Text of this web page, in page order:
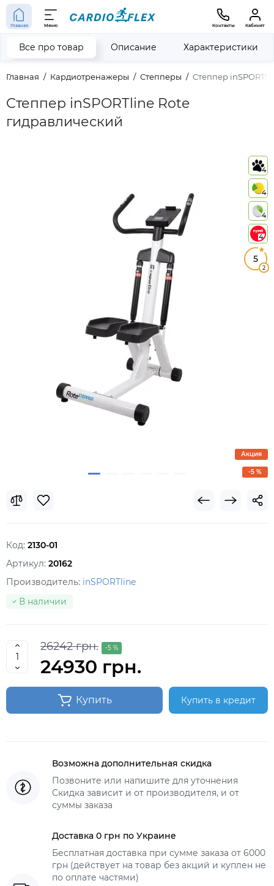
Главная Меню Контакты Кабинет
Главная Кардиотренажеры Степперы Степпер
Степпер inSPORTline Rote
гидравлический
Все про товар Описание Характеристики
-5 %
Акция
4
4
4
4
5
2
Код: 2130-01
Артикул: 20162
Производитель: inSPORTline
В наличии
26242 грн. -5 %
24930 грн.
Купить Купить в кредит
Возможна дополнительная скидка
Позвоните или напишите для уточнения
Скидка зависит и от производителя, и от
суммы заказа
Доставка 0 грн по Украине
Бесплатная доставка при сумме заказа от 6000
грн (действует на товар без акций и куплен не
по оплате частями)